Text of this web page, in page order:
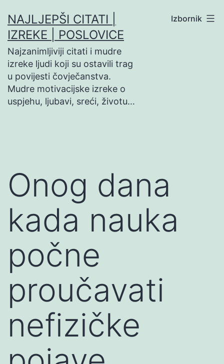
na
sadržaj
NAJLJEPŠI CITATI |
IZREKE | POSLOVICE
Najzanimljiviji citati i mudre
izreke ljudi koji su ostavili trag
u povijesti čovječanstva.
Mudre motivacijske izreke o
uspjehu, ljubavi, sreći, životu…
Izbornik
Onog dana
kada nauka
počne
proučavati
nefizičke